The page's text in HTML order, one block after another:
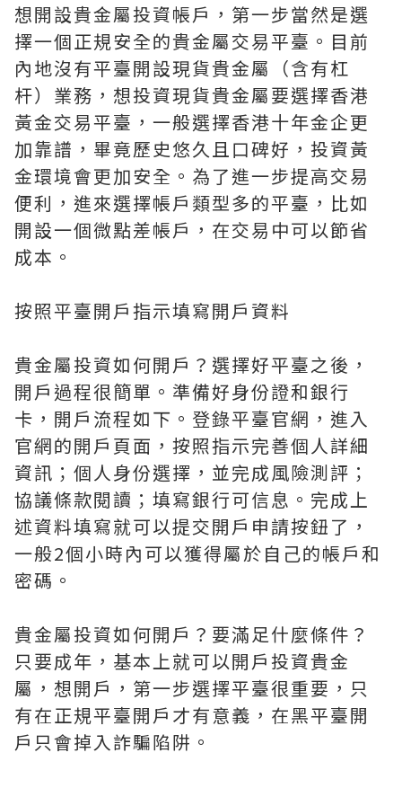
想開設貴金屬投資帳戶，第一步當然是選
擇一個正規安全的貴金屬交易平臺。目前
內地沒有平臺開設現貨貴金屬（含有杠
杆）業務，想投資現貨貴金屬要選擇香港
黃金交易平臺，一般選擇香港十年金企更
加靠譜，畢竟歷史悠久且口碑好，投資黃
金環境會更加安全。為了進一步提高交易
便利，進來選擇帳戶類型多的平臺，比如
開設一個微點差帳戶，在交易中可以節省
成本。
按照平臺開戶指示填寫開戶資料
貴金屬投資如何開戶？選擇好平臺之後，
開戶過程很簡單。準備好身份證和銀行
卡，開戶流程如下。登錄平臺官網，進入
官網的開戶頁面，按照指示完善個人詳細
資訊；個人身份選擇，並完成風險測評；
協議條款閱讀；填寫銀行可信息。完成上
述資料填寫就可以提交開戶申請按鈕了，
一般2個小時內可以獲得屬於自己的帳戶和
密碼。
貴金屬投資如何開戶？要滿足什麼條件？
只要成年，基本上就可以開戶投資貴金
屬，想開戶，第一步選擇平臺很重要，只
有在正規平臺開戶才有意義，在黑平臺開
戶只會掉入詐騙陷阱。